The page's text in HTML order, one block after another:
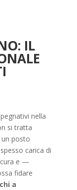
IL
nella
si tratta
posto
carica di
e —
fidare
a